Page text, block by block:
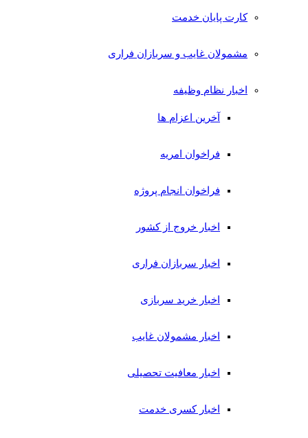
کارت پایان خدمت
مشمولان غایب و سربازان فراری
اخبار نظام وظیفه
آخرین اعزام ها
فراخوان امریه
فراخوان انجام پروژه
اخبار خروج از کشور
اخبار سربازان فراری
اخبار خرید سربازی
اخبار مشمولان غایب
اخبار معافیت تحصیلی
اخبار کسری خدمت